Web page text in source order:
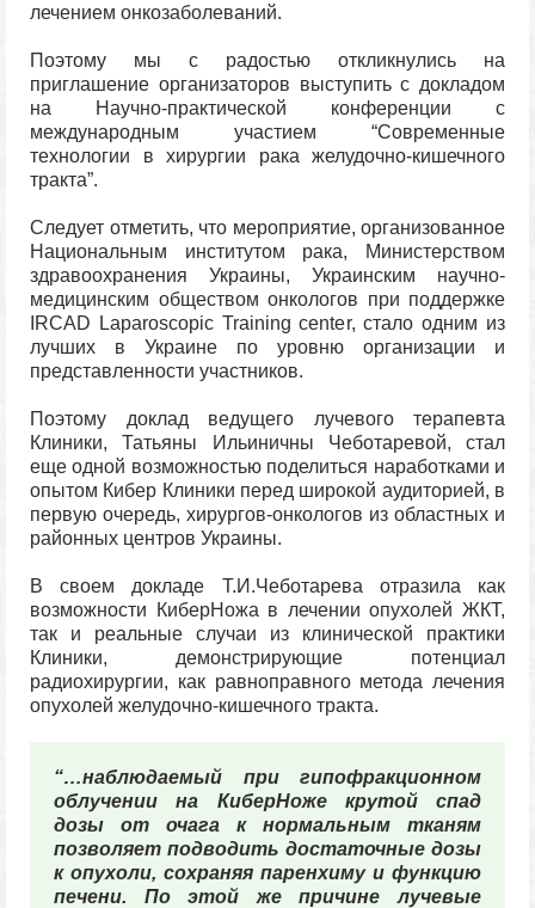
лечением онкозаболеваний.
Поэтому мы с радостью откликнулись на
приглашение организаторов выступить с докладом
на Научно-практической конференции с
международным участием “Современные
технологии в хирургии рака желудочно-кишечного
тракта”.
Следует отметить, что мероприятие, организованное
Национальным институтом рака, Министерством
здравоохранения Украины, Украинским научно-
медицинским обществом онкологов при поддержке
IRCAD Laparoscopic Training center, стало одним из
лучших в Украине по уровню организации и
представленности участников.
Поэтому доклад ведущего лучевого терапевта
Клиники, Татьяны Ильиничны Чеботаревой, стал
еще одной возможностью поделиться наработками и
опытом Кибер Клиники перед широкой аудиторией, в
первую очередь, хирургов-онкологов из областных и
районных центров Украины.
В своем докладе Т.И.Чеботарева отразила как
возможности КиберНожа в лечении опухолей ЖКТ,
так и реальные случаи из клинической практики
Клиники, демонстрирующие потенциал
радиохирургии, как равноправного метода лечения
опухолей желудочно-кишечного тракта.
“…наблюдаемый при гипофракционном
облучении на КиберНоже крутой спад
дозы от очага к нормальным тканям
позволяет подводить достаточные дозы
к опухоли, сохраняя паренхиму и функцию
печени. По этой же причине лучевые